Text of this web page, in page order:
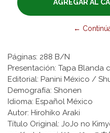
←
Páginas: 288 B/N
Presentación: Tapa Blanda
Editorial: Panini México /
Demografía: Shonen
Idioma: Español México
Autor: Hirohiko Araki
Título Original: JoJo no